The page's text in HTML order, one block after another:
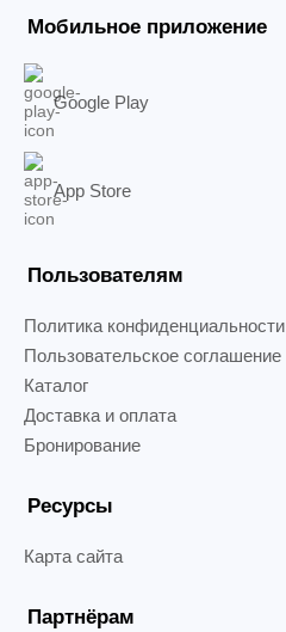
Мобильное приложение
Google Play
App Store
Пользователям
Политика конфиденциальности
Пользовательское соглашение
Каталог
Доставка и оплата
Бронирование
Ресурсы
Карта сайта
Партнёрам